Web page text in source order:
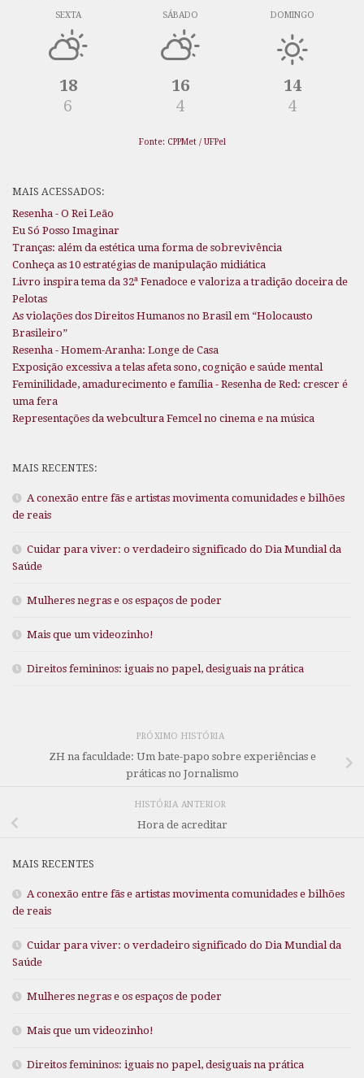
SEXTA
18
6
SÁBADO
16
4
DOMINGO
14
4
Fonte: CPPMet / UFPel
MAIS ACESSADOS:
Resenha - O Rei Leão
Eu Só Posso Imaginar
Tranças: além da estética uma forma de sobrevivência
Conheça as 10 estratégias de manipulação midiática
Livro inspira tema da 32ª Fenadoce e valoriza a tradição doceira de
Pelotas
As violações dos Direitos Humanos no Brasil em “Holocausto
Brasileiro”
Resenha - Homem-Aranha: Longe de Casa
Exposição excessiva a telas afeta sono, cognição e saúde mental
Feminilidade, amadurecimento e família - Resenha de Red: crescer é
uma fera
Representações da webcultura Femcel no cinema e na música
MAIS RECENTES:
A conexão entre fãs e artistas movimenta comunidades e bilhões
de reais
Cuidar para viver: o verdadeiro significado do Dia Mundial da
Saúde
Mulheres negras e os espaços de poder
Mais que um videozinho!
Direitos femininos: iguais no papel, desiguais na prática
PRÓXIMO HISTÓRIA
ZH na faculdade: Um bate-papo sobre experiências e
práticas no Jornalismo
HISTÓRIA ANTERIOR
Hora de acreditar
MAIS RECENTES
A conexão entre fãs e artistas movimenta comunidades e bilhões
de reais
Cuidar para viver: o verdadeiro significado do Dia Mundial da
Saúde
Mulheres negras e os espaços de poder
Mais que um videozinho!
Direitos femininos: iguais no papel, desiguais na prática